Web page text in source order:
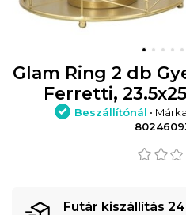
Glam Ring 2 db
Ferretti,
Beszállítónál • Márka
Futár kiszállítás